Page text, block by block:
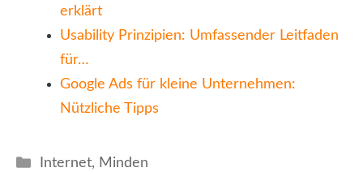
erklärt
Usability Prinzipien: Umfassender Leitfaden
für…
Google Ads für kleine Unternehmen:
Nützliche Tipps
Kategorien
Internet, Minden